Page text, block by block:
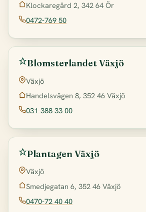
Klockaregård 2, 342 64 Ör
0472-769 50
Blomsterlandet Växjö
Växjö
Handelsvägen 8, 352 46 Växjö
031-388 33 00
Plantagen Växjö
Växjö
Smedjegatan 6, 352 46 Växjö
0470-72 40 40